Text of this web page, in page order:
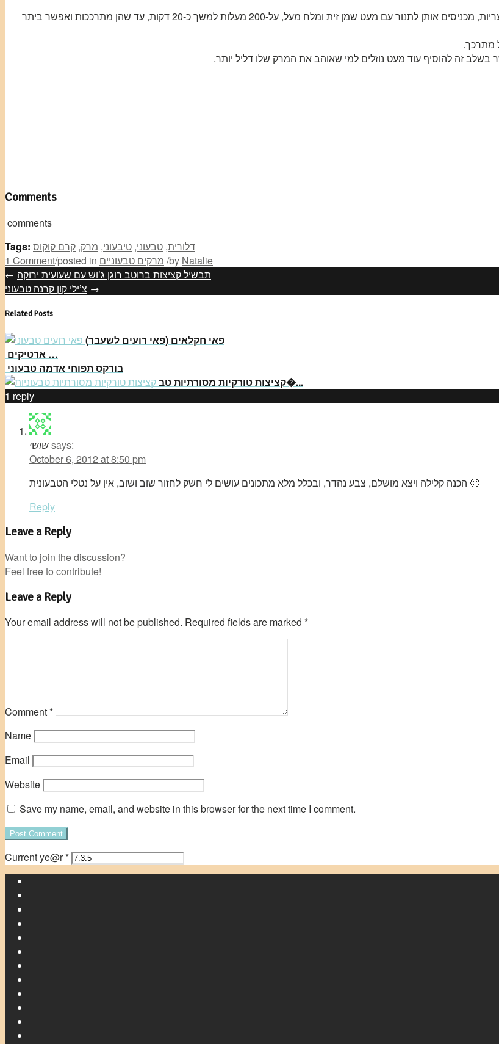
מכניסים לסיר הבישול, וכדי להקל על תהליך ניקוי הפנים של הדלוריות ויצירת הקעריות, מכניסים אותן לתנור עם מעט שמן זית ומלח מעל, על-200 מעלות למשך כ-20 דקות, עד שהן מתרככות ואפשר ביתר
מתרכך.
זה להוסיף עוד מעט נוזלים למי שאוהב את המרק שלו דליל יותר.
Comments
comments
Tags:
דלורית, טבעוני, טיבעוני, מרק, קרם קוקוס
1 Comment/posted in מרקים טבעוניים /by Natalie
← תבשיל קציצות ברוטב רוגן ג’וש עם שעועית ירוקה
צ’ילי קון קרנה טבעוני →
Related Posts
(פאי חקלאים (פאי רועים לשעבר
ארטיקים …
בורקס תפוחי אדמה טבעוני
קציצות טורקיות מסורתיות טב�...
1 reply
שושיsays:
October 6, 2012 at 8:50 pm
הכנה קלילה ויצא מושלם, צבע נהדר, ובכלל מלא מתכונים עושים לי חשק לחזור שוב ושוב, אין על נטלי הטבעונית 🙂
Reply
Leave a Reply
Want to join the discussion?
Feel free to contribute!
Leave a Reply
Your email address will not be published. Required fields are marked *
Comment*
Name
Email
Website
Save my name, email, and website in this browser for the next time I comment.
Current ye@r*